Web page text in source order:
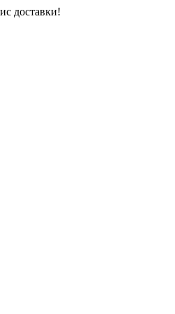
доставки!